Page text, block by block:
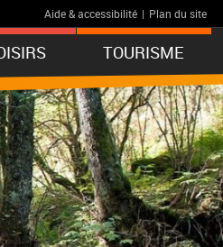
Aide & accessibilité | Plan du site
TOURISME